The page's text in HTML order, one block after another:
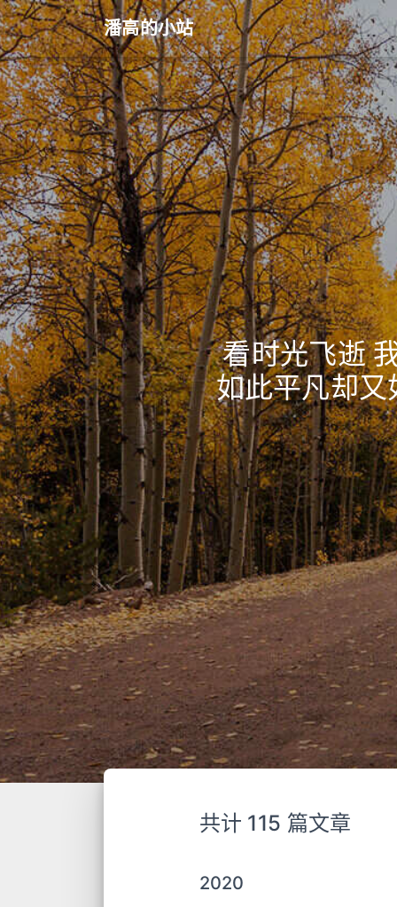
潘高的小站
看时光飞逝
如此平凡却
共计 115 篇文章
2020